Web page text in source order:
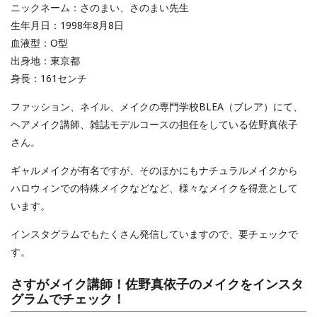
ニックネーム：さのまい、さのまい先生
生年月日：1998年8月8日
血液型：O型
出身地：東京都
身長：161センチ
ファッション、ネイル、メイクの専門学校BLEA（ブレア）にて、
ヘアメイク講師、雑誌モデルコースの担任をしている佐野真依子
さん。
ギャルメイクが有名ですが、そのほかにもナチュラルメイクから
ハロウィンでの特殊メイクなどなど、様々なメイクを得意として
います。
インスタグラムでもたくさん発信していますので、要チェックで
す。
さすがメイク講師！佐野真依子のメイクをインスタ
グラムでチェック！